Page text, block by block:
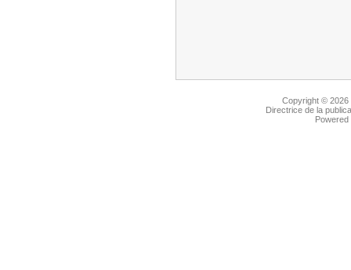
Copyright © 2026
Directrice de la